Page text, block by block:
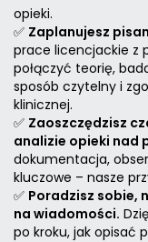
opieki.
✅ Zaplanujesz
prace licencjackie z
połączyć teorię,
sposób czytelny i
klinicznej.
✅ Zaoszczędzisz
analizie opieki nad
dokumentacja,
kluczowe – nasze
✅ Poradzisz sobie,
na wiadomości.
po kroku, jak opisać